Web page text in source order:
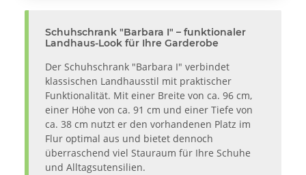
Schuhschrank "Barbara I" – funktionaler
Landhaus-Look für Ihre Garderobe
Der Schuhschrank "Barbara I" verbindet
klassischen Landhausstil mit praktischer
Funktionalität. Mit einer Breite von ca. 96 cm,
einer Höhe von ca. 91 cm und einer Tiefe von
ca. 38 cm nutzt er den vorhandenen Platz im
Flur optimal aus und bietet dennoch
überraschend viel Stauraum für Ihre Schuhe
und Alltagsutensilien.